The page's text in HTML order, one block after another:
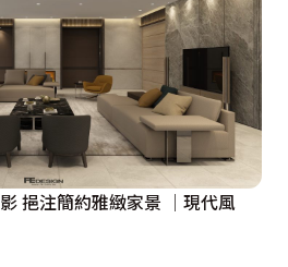
挹注簡約雅緻家景 │現代風